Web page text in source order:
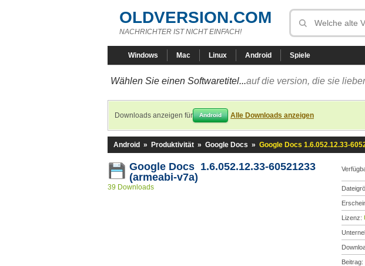
OLDVERSION.COM
NACHRICHTER IST NICHT EINFACH!
Windows Mac Linux Android Spiele
Wählen Sie einen Softwaretitel...auf die version, die sie
Downloads anzeigen für Android Alle Downloads anzeigen
Android » Produktivität » Google Docs » Google Docs 1.6.052.12.33-
Google Docs 1.6.052.12.33-60521233
(armeabi-v7a)
39 Downloads
Lizenz:
Beitrag: